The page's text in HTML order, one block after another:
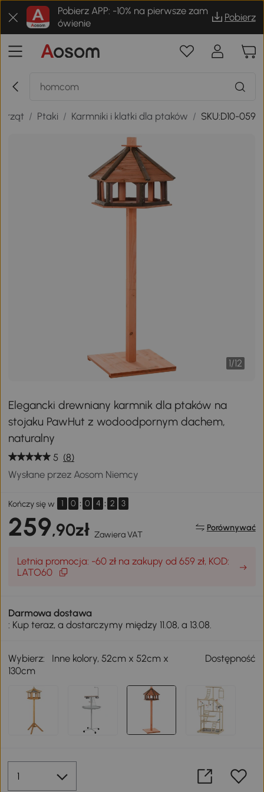
Pobierz APP: -10% na pierwsze zam
ówienie
Pobierz
/ Ptaki / Karmniki i klatki dla ptaków / SKU:D10-059
1/12
Elegancki drewniany karmnik dla ptaków na
stojaku PawHut z wodoodpornym dachem,
naturalny
5 (8)
Wysłane przez Aosom Niemcy
Kończy się w 1 0 : 0 4 : 2 3
259,90zł Zawiera VAT
Porównywać
Letnia promocja: -60 zł na zakupy od 659 zł, KOD:
LATO60
Darmowa dostawa
: Kup teraz, a dostarczymy między 11.08, a 13.08.
Wybierz:
Inne kolory, 52cm x 52cm x
130cm
Dostępność